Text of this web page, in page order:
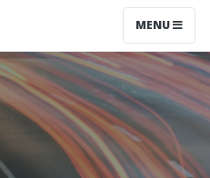
MENU